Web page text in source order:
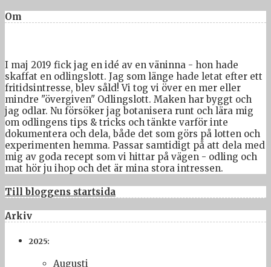
Om
I maj 2019 fick jag en idé av en väninna - hon hade
skaffat en odlingslott. Jag som länge hade letat efter ett
fritidsintresse, blev såld! Vi tog vi över en mer eller
mindre "övergiven" Odlingslott. Maken har byggt och
jag odlar. Nu försöker jag botanisera runt och lära mig
om odlingens tips & tricks och tänkte varför inte
dokumentera och dela, både det som görs på lotten och
experimenten hemma. Passar samtidigt på att dela med
mig av goda recept som vi hittar på vägen - odling och
mat hör ju ihop och det är mina stora intressen.
Till bloggens startsida
Arkiv
2025:
Augusti